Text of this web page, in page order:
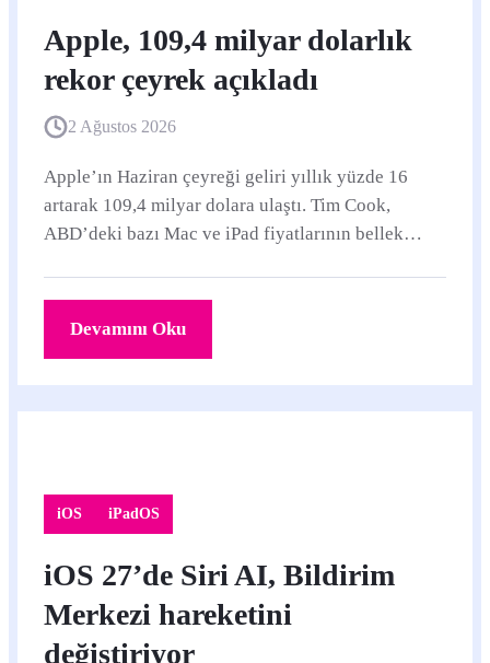
Apple, 109,4 milyar dolarlık
rekor çeyrek açıkladı
2 Ağustos 2026
Apple’ın Haziran çeyreği geliri yıllık yüzde 16
artarak 109,4 milyar dolara ulaştı. Tim Cook,
ABD’deki bazı Mac ve iPad fiyatlarının bellek
Devamını Oku
iOS iPadOS
iOS 27’de Siri AI, Bildirim
Merkezi hareketini
değiştiriyor